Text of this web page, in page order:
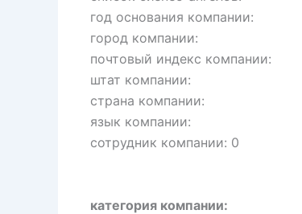
год основания компании:
город компании:
почтовый индекс компании:
штат компании:
страна компании:
язык компании:
сотрудник компании: 0
категория компании: